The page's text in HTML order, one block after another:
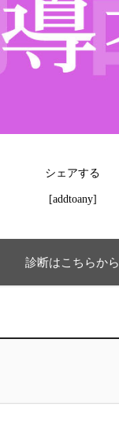
シェアする
[addtoany]
診断はこちらから